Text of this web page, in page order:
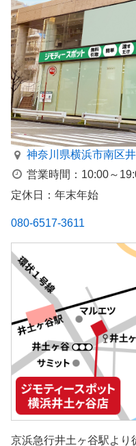
神奈川県横浜市南区
営業時間：10:00～
定休日：年末年始
080-6517-3611
京浜急行井土ヶ谷駅よ